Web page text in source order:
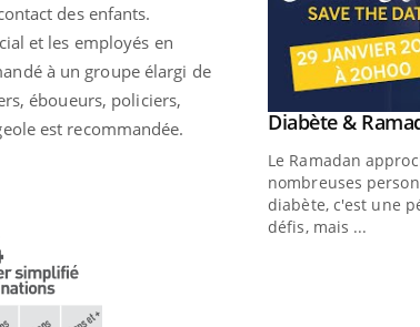
des enfants.
et les employés en
à un groupe élargi de
éboueurs, policiers,
est recommandée.
Youtube
Diabète &
Le Ramadan
nombreuses
diabète, c'est une
défis, mais ...